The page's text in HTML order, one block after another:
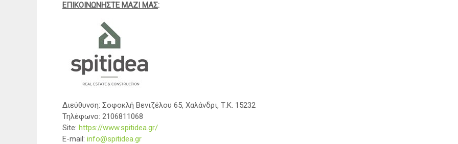
ΕΠΙΚΟΙΝΩΝΗΣΤΕ ΜΑΖΙ ΜΑΣ:
Διεύθυνση: Σοφοκλή Βενιζέλου 65, Χαλάνδρι, Τ.Κ. 15232
Τηλέφωνο: 2106811068
Site: https://www.spitidea.gr/
E-mail: info@spitidea.gr